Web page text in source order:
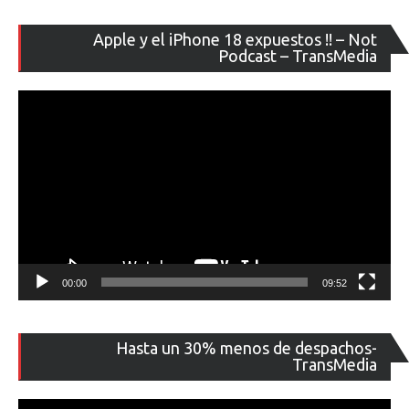
Apple y el iPhone 18 expuestos !! – Not
Podcast – TransMedia
de
00:00 09:52
Hasta un 30% menos de despachos-
TransMedia
de